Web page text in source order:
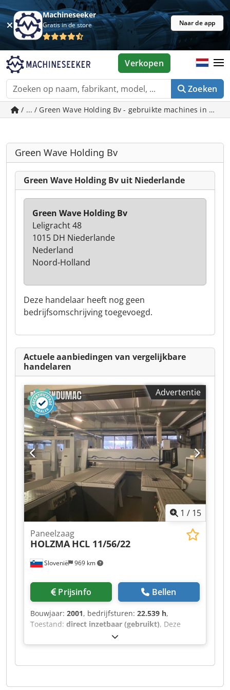
Machineseeker
Gratis in de store Naar de app
Zoeken
Verkopen
/ ... / Green Wave Holding Bv - gebruikte machines in
Green Wave Holding Bv
Green Wave Holding Bv uit Niederlande
Deze handelaar heeft nog geen
bedrijfsomschrijving toegevoegd.
Green Wave Holding Bv
Leligracht 48
1015 DH Niederlande
Nederland
Noord-Holland
Actuele aanbiedingen van vergelijkbare
handelaren
Advertentie
1 / 15
Slovenië 969 km
Paneelzaag
HOLZMA HCL 11/56/22
Prijsinfo Bellen
Bouwjaar: 2001, bedrijfsturen: 22.539 h,
Toestand: direct inzetbaar (gebruikt), Deze
HOLZMA HCL 11/56/22 is geproduceerd in 2001.
Het beschikt over een maximale plaatmaat van
mm voor longitudinaal zagen. Het zaagblad